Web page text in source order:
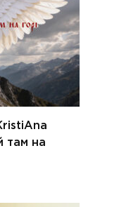
там на